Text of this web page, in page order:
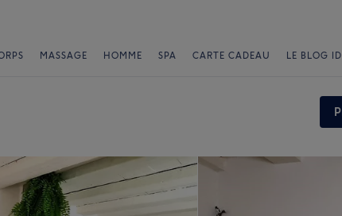
MASSAGE HOMME SPA CARTE CADEAU LE BLOG